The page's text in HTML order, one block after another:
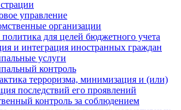
управление
организации
политика для целей бюджетного учета
и интеграция иностранных граждан
услуги
контроль
терроризма, минимизация и (или)
последствий его проявлений
контроль за соблюдением